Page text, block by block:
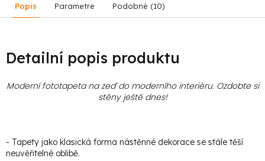
Popis Parametre Podobné (10)
Detailní popis produktu
Moderní fototapeta na zeď do moderního interiéru. Ozdobte si
stěny ještě dnes!
- Tapety jako klasická forma nástěnné dekorace se stále těší
neuvěřitelné oblibě.